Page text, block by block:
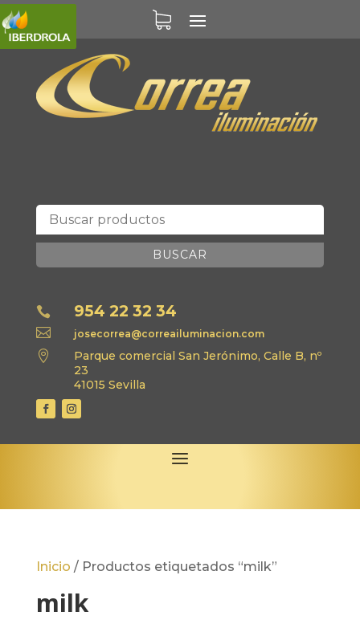
BUSCAR
 954 22 32 34
 josecorrea@correailuminacion.com

Parque comercial San Jerónimo, Calle B, nº
23
41015 Sevilla
Inicio / Productos etiquetados “milk”
milk